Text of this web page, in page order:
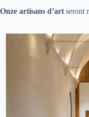
Onze artisans d’art seront